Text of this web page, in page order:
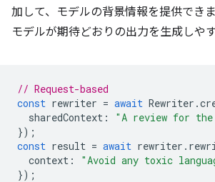
加して、モデルの背景情報を提供できま
モデルが期待どおりの出力を生成しやす
// Request-based
const rewriter = await Rewriter .
sharedContext :
"A review for the
});
const result = await rewriter .
context :
"Avoid any toxic
});